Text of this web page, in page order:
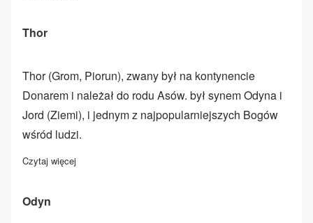
Thor
Thor (Grom, Piorun), zwany był na kontynencie
Donarem i należał do rodu Asów. był synem Odyna i
Jord (Ziemi), i jednym z najpopularniejszych Bogów
wśród ludzi.
Czytaj więcej
Odyn